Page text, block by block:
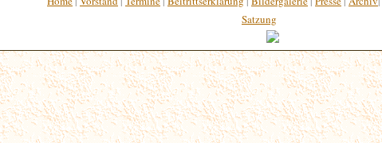
Satzung